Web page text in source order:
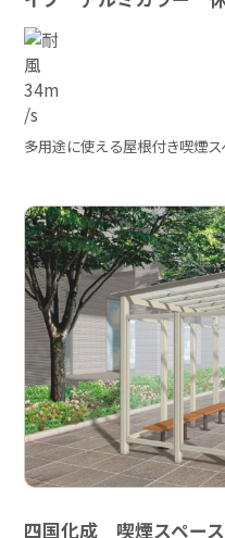
多用途に使える屋根付き喫煙ス
四国化成 喫煙スペー